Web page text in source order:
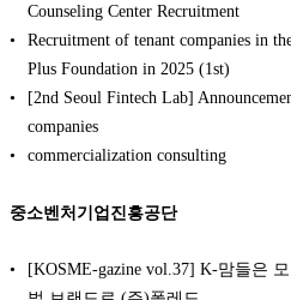
Counseling Center Recruitment
Recruitment of tenant companies in
Plus Foundation in 2025 (1st)
[2nd Seoul Fintech Lab]
companies
commercialization consulting
중소벤처기업진흥공단
[KOSME-gazine vol.37] K-맘들은